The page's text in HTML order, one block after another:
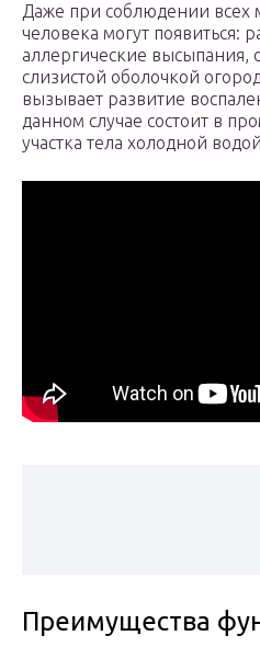
Даже при соблюдении всех
человека могут появиться:
аллергические высыпания,
слизистой оболочкой
вызывает развитие
данном случае состоит в
участка тела холодной
Преимущества